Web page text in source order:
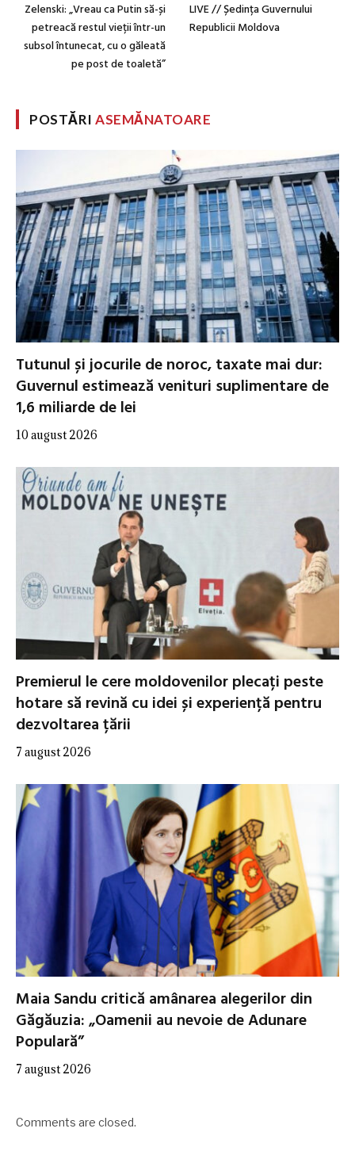
Zelenski: „Vreau ca Putin să-și
petreacă restul vieții într-un
subsol întunecat, cu o găleată
pe post de toaletă”
LIVE // Ședința Guvernului
Republicii Moldova
POSTĂRIASEMĂNATOARE
Tutunul și jocurile de noroc, taxate mai dur:
Guvernul estimează venituri suplimentare de
1,6 miliarde de lei
10 august 2026
Premierul le cere moldovenilor plecați peste
hotare să revină cu idei și experiență pentru
dezvoltarea țării
7 august 2026
Maia Sandu critică amânarea alegerilor din
Găgăuzia: „Oamenii au nevoie de Adunare
Populară”
7 august 2026
Comments are closed.